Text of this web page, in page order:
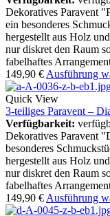
Dekoratives Paravent
ein besonderes
hergestellt aus Holz
nur diskret den Raum
fabelhaftes
149,90 € Ausführung
Quick View
3-teiliges Paravent –
Verfügbarkeit:
Dekoratives Paravent
besonderes
hergestellt aus Holz
nur diskret den Raum
fabelhaftes
149,90 € Ausführung